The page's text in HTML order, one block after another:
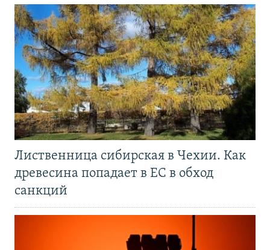
Лиственница сибирская в Чехии. Как
древесина попадает в ЕС в обход
санкций